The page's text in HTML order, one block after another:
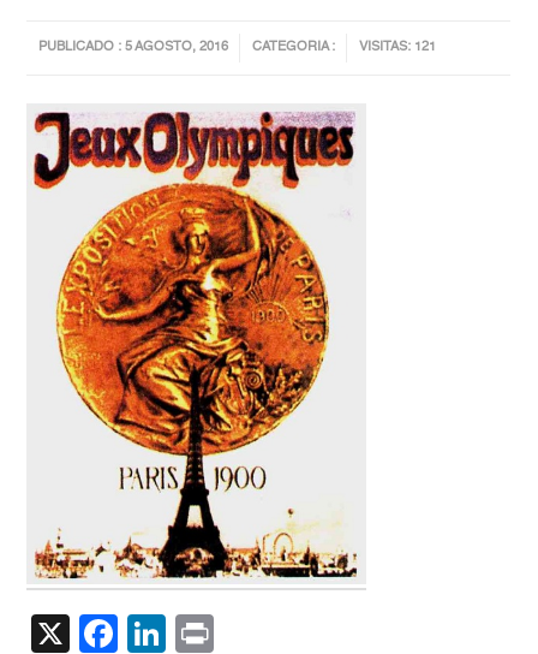
PUBLICADO : 5 AGOSTO, 2016 CATEGORIA : VISITAS: 121
X Facebook
LinkedIn